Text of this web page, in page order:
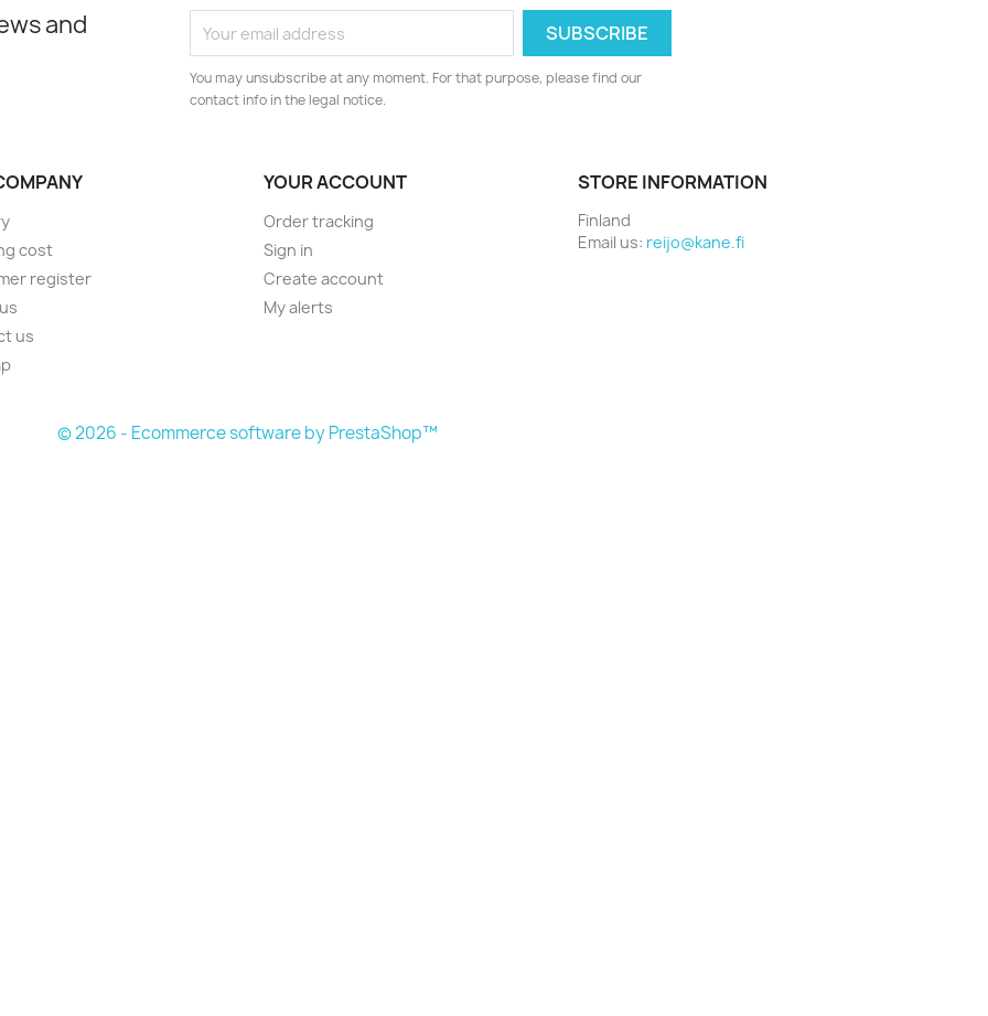
and
You may unsubscribe at any moment. For that purpose, please find our
contact info in the legal notice.
cost
register
us
YOUR ACCOUNT
Order tracking
Sign in
Create account
My alerts
STORE INFORMATION
Finland
Email us: reijo@kane.fi
© 2026 - Ecommerce software by PrestaShop™